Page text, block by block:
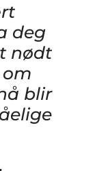
deg
nødt
blir